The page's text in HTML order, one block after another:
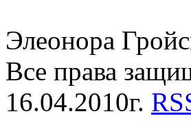
Элеонора
Все права
16.04.2010г.